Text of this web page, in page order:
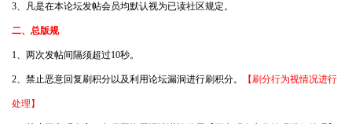
3、凡是在本论坛发帖会员均默认视为已读社区规定。
二、总版规
1、两次发帖间隔须超过10秒。
2、禁止恶意回复刷积分以及利用论坛漏洞进行刷积分。 【刷分行为视情况进行
处理】